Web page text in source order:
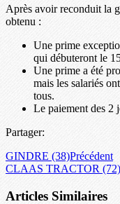
Après avoir reconduit la
obtenu :
Une prime
qui débuteront le
Une prime a été
mais les salariés
tous.
Le paiement des 2
Partager:
GINDRE (38)Précédent
CLAAS TRACTOR (72)
Articles Similaires